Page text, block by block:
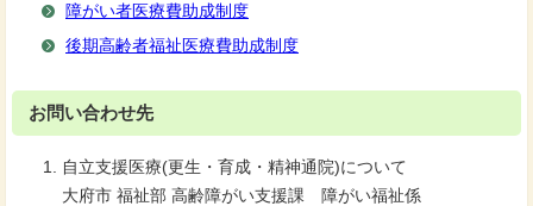
障がい者医療費助成制度
後期高齢者福祉医療費助成制度
お問い合わせ先
自立支援医療(更生・育成・精神通院)について
大府市 福祉部 高齢障がい支援課 障がい福祉係